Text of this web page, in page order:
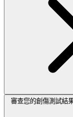
審查您的創傷測試結